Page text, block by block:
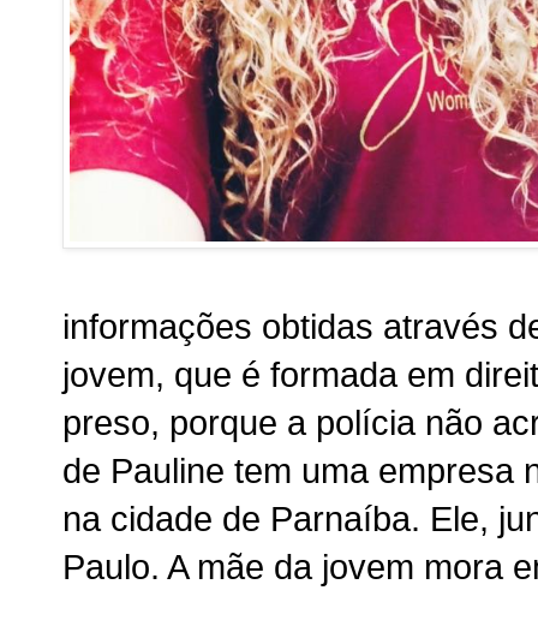
informações obtidas através
jovem, que é formada em
preso, porque a polícia não
de Pauline tem uma empresa
na cidade de Parnaíba. Ele,
Paulo. A mãe da jovem mora